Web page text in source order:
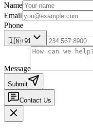
Name
Email
Phone
🇮🇳+91
Message
Submit
Contact Us